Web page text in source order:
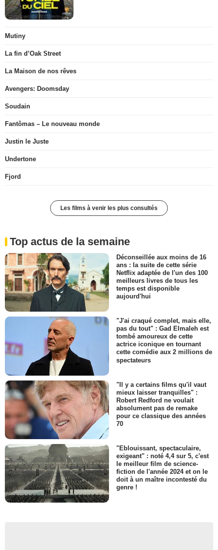
Mutiny
La fin d’Oak Street
La Maison de nos rêves
Avengers: Doomsday
Soudain
Fantômas – Le nouveau monde
Justin le Juste
Undertone
Fjord
Les films à venir les plus consultés
Top actus de la semaine
Déconseillée aux moins de 16
ans : la suite de cette série
Netflix adaptée de l'un des 100
meilleurs livres de tous les
temps est disponible
aujourd'hui
"J'ai craqué complet, mais elle,
pas du tout" : Gad Elmaleh est
tombé amoureux de cette
actrice iconique en tournant
cette comédie aux 2 millions de
spectateurs
"Il y a certains films qu'il vaut
mieux laisser tranquilles" :
Robert Redford ne voulait
absolument pas de remake
pour ce classique des années
70
"Eblouissant, spectaculaire,
exigeant" : noté 4,4 sur 5, c'est
le meilleur film de science-
fiction de l'année 2024 et on le
doit à un maître incontesté du
genre !